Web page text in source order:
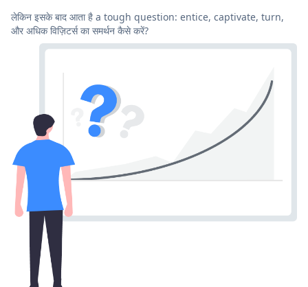
लेकिन इसके बाद आता है a tough question: entice, captivate, turn,
और अधिक विज़िटर्स का समर्थन कैसे करें?